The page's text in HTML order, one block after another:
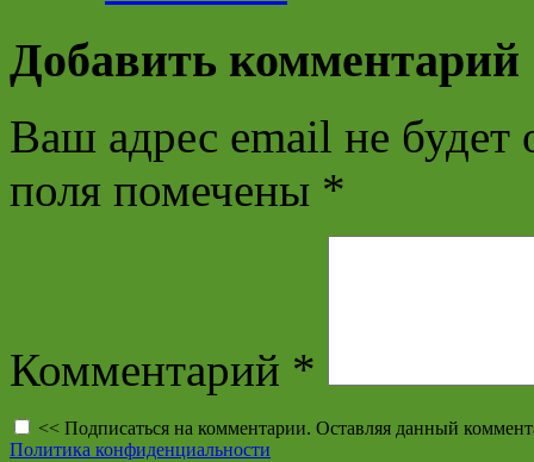
Добавить комментарий
Ваш адрес email не будет
поля помечены *
Комментарий *
<< Подписаться на комментарии. Оставляя данный
Политика конфиденциальности